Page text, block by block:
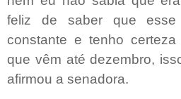
feliz de saber que esse
constante e tenho
que vêm até dezembro,
afirmou a senadora.